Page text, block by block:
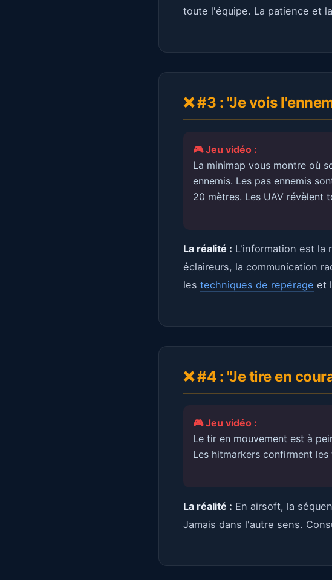
toute l'équipe. La patience et
❌ #3 : "Je vois
🎮 Jeu vidéo :
La minimap vous montre où
ennemis. Les pas ennemis
20 mètres. Les UAV révèlent
La réalité : L'information est la
éclaireurs, la communication
les techniques de repérage et
❌ #4 : "Je tire en
🎮 Jeu vidéo :
Le tir en mouvement est à
Les hitmarkers confirment les
La réalité : En airsoft, la
Jamais dans l'autre sens.